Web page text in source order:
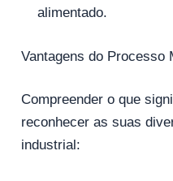
alimentado.
Vantagens do Processo
Compreender o que
reconhecer as suas
industrial: